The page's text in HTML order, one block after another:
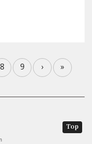
8 9 › »
Top